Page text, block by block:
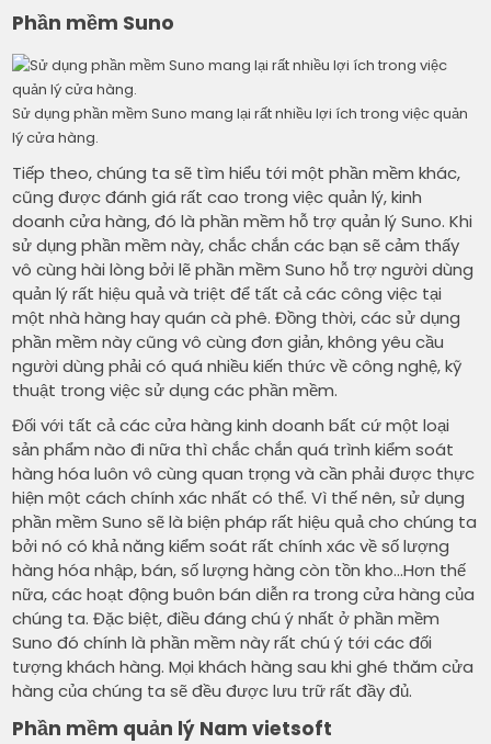
Phần mềm Suno
Sử dụng phần mềm Suno mang lại rất nhiều lợi ích trong việc quản
lý cửa hàng.
Tiếp theo, chúng ta sẽ tìm hiểu tới một phần mềm khác,
cũng được đánh giá rất cao trong việc quản lý, kinh
doanh cửa hàng, đó là phần mềm hỗ trợ quản lý Suno. Khi
sử dụng phần mềm này, chắc chắn các bạn sẽ cảm thấy
vô cùng hài lòng bởi lẽ phần mềm Suno hỗ trợ người dùng
quản lý rất hiệu quả và triệt để tất cả các công việc tại
một nhà hàng hay quán cà phê. Đồng thời, các sử dụng
phần mềm này cũng vô cùng đơn giản, không yêu cầu
người dùng phải có quá nhiều kiến thức về công nghệ, kỹ
thuật trong việc sử dụng các phần mềm.
Đối với tất cả các cửa hàng kinh doanh bất cứ một loại
sản phẩm nào đi nữa thì chắc chắn quá trình kiểm soát
hàng hóa luôn vô cùng quan trọng và cần phải được thực
hiện một cách chính xác nhất có thể. Vì thế nên, sử dụng
phần mềm Suno sẽ là biện pháp rất hiệu quả cho chúng ta
bởi nó có khả năng kiểm soát rất chính xác về số lượng
hàng hóa nhập, bán, số lượng hàng còn tồn kho…Hơn thế
nữa, các hoạt động buôn bán diễn ra trong cửa hàng của
chúng ta. Đặc biệt, điều đáng chú ý nhất ở phần mềm
Suno đó chính là phần mềm này rất chú ý tới các đối
tượng khách hàng. Mọi khách hàng sau khi ghé thăm cửa
hàng của chúng ta sẽ đều được lưu trữ rất đầy đủ.
Phần mềm quản lý Nam vietsoft